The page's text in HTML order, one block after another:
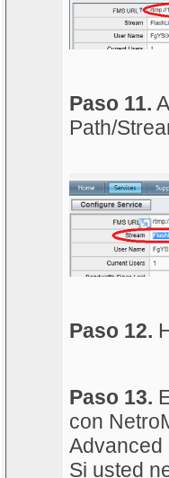
Paso 11.
Path/
Paso 12.
Paso 13.
con
Advanced
Si usted